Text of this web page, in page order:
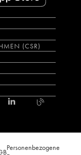
(CSR)
Personenbezogene